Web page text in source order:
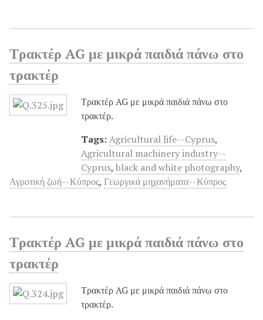
Τρακτέρ AG με μικρά παιδιά πάνω στο
τρακτέρ
Τρακτέρ AG με μικρά παιδιά πάνω στο
τρακτέρ.
Tags:Agricultural life--Cyprus,
Agricultural machinery industry--
Cyprus, black and white photography,
Αγροτική ζωή--Κύπρος, Γεωργικά μηχανήματα--Κύπρος
Τρακτέρ AG με μικρά παιδιά πάνω στο
τρακτέρ
Τρακτέρ AG με μικρά παιδιά πάνω στο
τρακτέρ.